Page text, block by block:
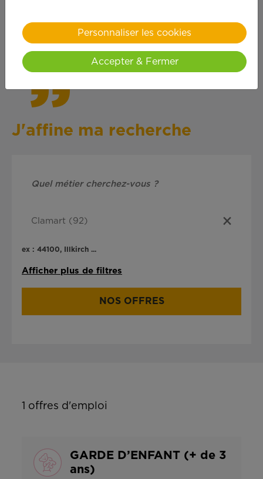
quand on y met du
cœur !
J'affine ma recherche
ex : 44100, Illkirch ...
Afficher plus de filtres
NOS OFFRES
1 offres d'emploi
GARDE D’ENFANT (+ de 3
ans)
Personnaliser les cookies
Accepter & Fermer